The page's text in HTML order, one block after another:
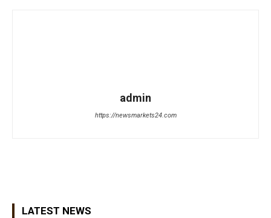
admin
https://newsmarkets24.com
LATEST NEWS